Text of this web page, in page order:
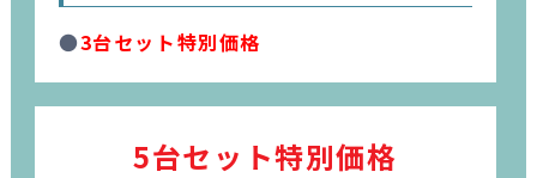
●3台セット特別価格
5台セット特別価格